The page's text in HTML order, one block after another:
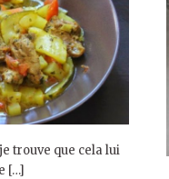
trouve que cela lui
[…]